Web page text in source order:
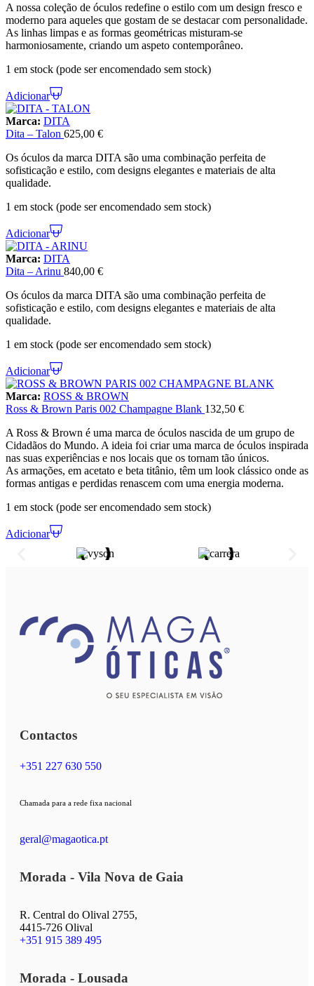
A nossa coleção de óculos redefine o estilo com um design fresco e
moderno para aqueles que gostam de se destacar com personalidade.
As linhas limpas e as formas geométricas misturam-se
harmoniosamente, criando um aspeto contemporâneo.
1 em stock (pode ser encomendado sem stock)
Adicionar
Marca: DITA
Dita – Talon 625,00 €
Os óculos da marca DITA são uma combinação perfeita de
sofisticação e estilo, com designs elegantes e materiais de alta
qualidade.
1 em stock (pode ser encomendado sem stock)
Adicionar
Marca: DITA
Dita – Arinu 840,00 €
Os óculos da marca DITA são uma combinação perfeita de
sofisticação e estilo, com designs elegantes e materiais de alta
qualidade.
1 em stock (pode ser encomendado sem stock)
Adicionar
Marca: ROSS & BROWN
Ross & Brown Paris 002 Champagne Blank 132,50 €
A Ross & Brown é uma marca de óculos nascida de um grupo de
Cidadãos do Mundo. A ideia foi criar uma marca de óculos inspirada
nas suas experiências e nos locais que os tornam tão únicos.
As armações, em acetato e beta titânio, têm um look clássico onde as
formas antigas e perdidas renascem com uma energia moderna.
1 em stock (pode ser encomendado sem stock)
Adicionar
Contactos
+351 227 630 550
Chamada para a rede fixa nacional
geral@magaotica.pt
Morada - Vila Nova de Gaia
R. Central do Olival 2755,
4415-726 Olival
+351 915 389 495
Morada - Lousada